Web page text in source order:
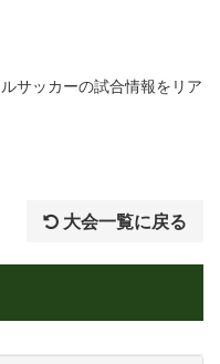
サッカーの試合情報をリア
大会一覧に戻る